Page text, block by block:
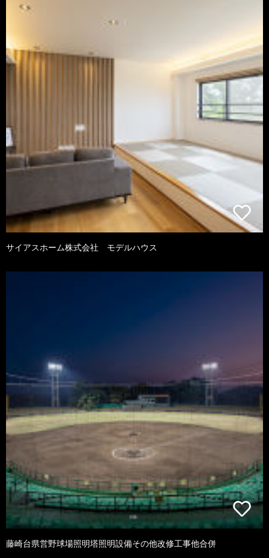
サイアスホーム株式会社 モデルハウス
藤崎台県営野球場照明塔照明設備その他改修工事他合併